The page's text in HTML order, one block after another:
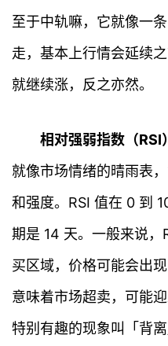
至于中轨嘛，它就像一
走，基本上行情会延续
就继续涨，反之亦然。
相对强弱指数（RSI）
就像市场情绪的晴雨表
和强度。RSI 值在 0 到
期是 14 天。一般来说
买区域，价格可能会出
意味着市场超卖，可能
特别有趣的现象叫「背